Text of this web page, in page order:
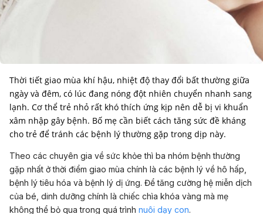
Thời tiết giao mùa khí hậu, nhiệt độ thay đổi bất thường giữa
ngày và đêm, có lúc đang nóng đột nhiên chuyển nhanh sang
lạnh. Cơ thể trẻ nhỏ rất khó thích ứng kịp nên dễ bị vi khuẩn
xâm nhập gây bệnh. Bố mẹ cần biết cách tăng sức đề kháng
cho trẻ để tránh các bệnh lý thường gặp trong dịp này.
Theo các chuyên gia về sức khỏe thì ba nhóm bệnh thường
gặp nhất ở thời điểm giao mùa chính là các bệnh lý về hô hấp,
bệnh lý tiêu hóa và bệnh lý dị ứng. Để tăng cường hệ miễn dịch
của bé, dinh dưỡng chính là chiếc chìa khóa vàng mà mẹ
không thể bỏ qua trong quá trình nuôi dạy con.